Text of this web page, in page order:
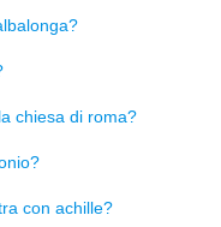
chiesa di roma?
con achille?